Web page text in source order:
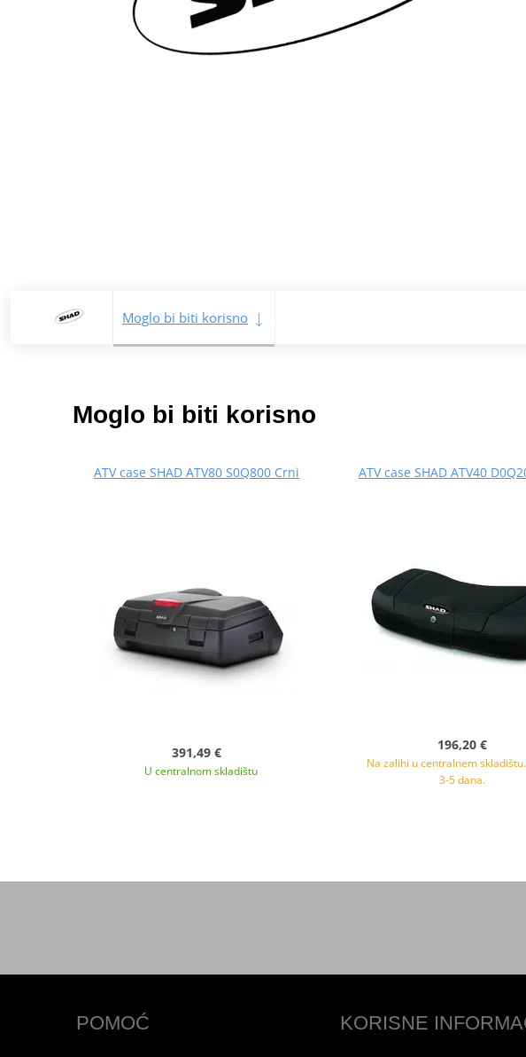
Moglo bi biti korisno
Moglo bi biti korisno
ATV case SHAD ATV80 S0Q800 Crni
391,49 €
U centralnom skladištu
ATV case SHAD ATV40
196,20 €
Na zalihi u centralnem
3-5 dana.
POMOĆ KORISNE